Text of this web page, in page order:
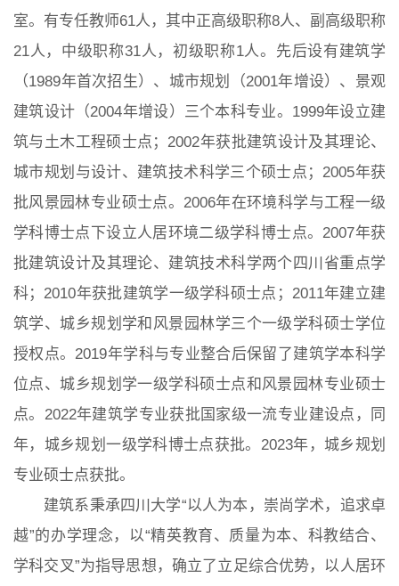
本科教育 研究生教育 继续教育
学生活动 创业就业 奖助学金
常用办公电话 办事流程 材料下载
室。有专任教师61人，其中正高级职称8人、副高级职称
21人，中级职称31人，初级职称1人。先后设有建筑学
（1989年首次招生）、城市规划（2001年增设）、景观
建筑设计（2004年增设）三个本科专业。1999年设立建
筑与土木工程硕士点；2002年获批建筑设计及其理论、
城市规划与设计、建筑技术科学三个硕士点；2005年获
批风景园林专业硕士点。2006年在环境科学与工程一级
学科博士点下设立人居环境二级学科博士点。2007年获
批建筑设计及其理论、建筑技术科学两个四川省重点学
科；2010年获批建筑学一级学科硕士点；2011年建立建
筑学、城乡规划学和风景园林学三个一级学科硕士学位
授权点。2019年学科与专业整合后保留了建筑学本科学
位点、城乡规划学一级学科硕士点和风景园林专业硕士
点。2022年建筑学专业获批国家级一流专业建设点，同
年，城乡规划一级学科博士点获批。2023年，城乡规划
专业硕士点获批。
建筑系秉承四川大学“以人为本，崇尚学术，追求卓
越”的办学理念，以“精英教育、质量为本、科教结合、
学科交叉”为指导思想，确立了立足综合优势，以人居环